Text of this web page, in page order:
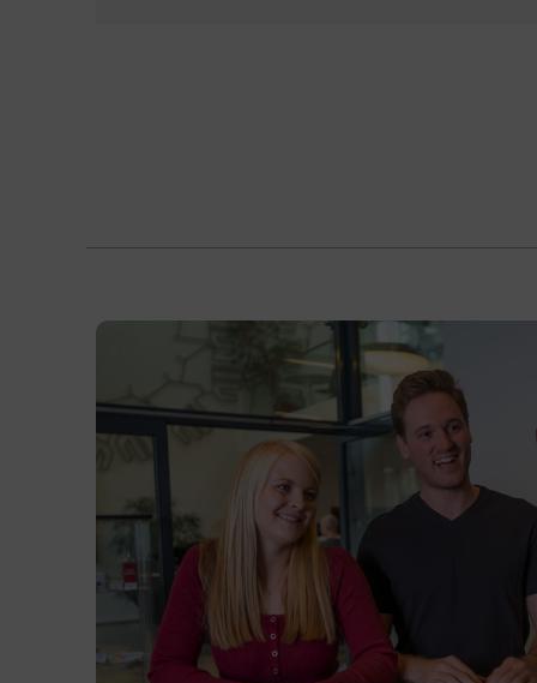
Präsenzunterricht
Terminübersicht